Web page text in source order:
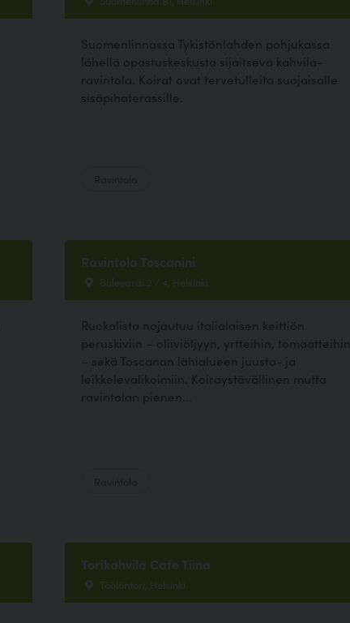
Suomenlinnassa Tykistönlahden pohjukassa
lähellä opastuskeskusta sijaitseva kahvila-
ravintola. Koirat ovat tervetulleita suojaisalle
sisäpihaterassille.
Ravintola Toscanini
Bulevardi 2 / 4, Helsinki
Ruokalista nojautuu italialaisen keittiön
peruskiviin – oliiviöljyyn, yrtteihin, tomaatteihin
– sekä Toscanan lähialueen juusto- ja
leikkelevalikoimiin. Koiraystävällinen mutta
ravintolan pienen...
Torikahvila Cafe Tiina
Töölöntori, Helsinki